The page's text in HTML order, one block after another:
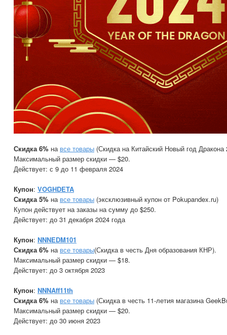
Скидка 6% на все товары (Скидка на Китайский Новый год Дракона
Максимальный размер скидки — $20.
Действует: с 9 до 11 февраля 2024
Купон: VOGHDETA
Скидка 5% на все товары (эксклюзивный купон от Pokupandex.ru)
Купон действует на заказы на сумму до $250.
Действует: до 31 декабря 2024 года
Купон: NNNEDM101
Скидка 6% на все товары(Скидка в честь Дня образования КНР).
Максимальный размер скидки — $18.
Действует: до 3 октября 2023
Купон: NNNAff11th
Скидка 6% на все товары (Скидка в честь 11-летия магазина
Максимальный размер скидки — $20.
Действует: до 30 июня 2023